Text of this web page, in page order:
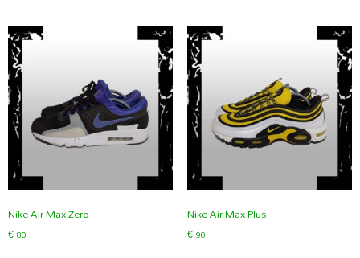
Nike Air Max Zero
€80
Nike Air Max Plus
€90